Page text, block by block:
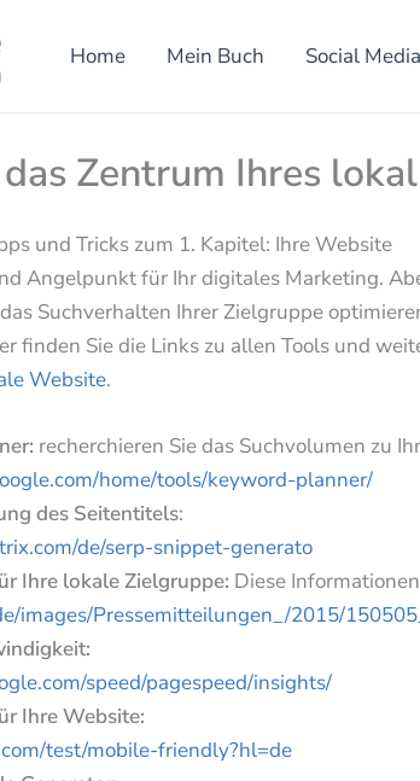
Home Mein Buch Social Media
Zentrum Ihres
und Tricks zum 1. Kapitel: Ihre Website
Angelpunkt für Ihr digitales Marketing.
Suchverhalten Ihrer Zielgruppe
finden Sie die Links zu allen Tools und
Website.
recherchieren Sie das Suchvolumen zu
home/tools/keyword-planner/
des Seitentitels:
de/serp-snippet-generato
Ihre lokale Zielgruppe: Diese
images/Pressemitteilungen_/2015/
speed/pagespeed/insights/
Ihre Website:
test/mobile-friendly?hl=de